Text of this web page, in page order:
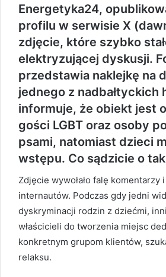
Energetyka24,
profilu w serwisie X
zdjęcie, które szybko
elektryzującej dyskusji.
przedstawia naklejkę na
jednego z nadbałtyckich
informuje, że obiekt jest
gości LGBT oraz osoby
psami, natomiast dzieci
wstępu. Co sądzicie o
Zdjęcie wywołało falę komentarzy
internautów. Podczas gdy jedni
dyskryminacji rodzin z dziećmi,
właścicieli do tworzenia miejsc
konkretnym grupom klientów,
relaksu.